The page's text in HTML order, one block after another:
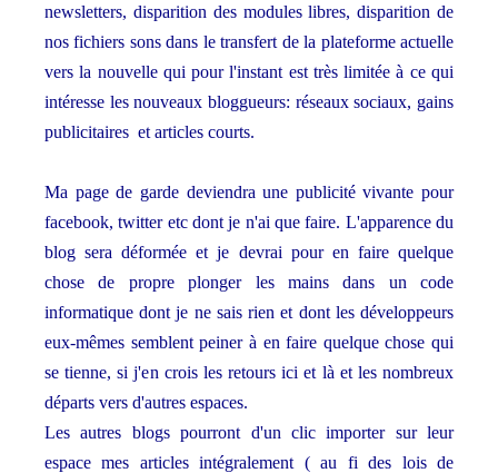
newsletters, disparition des modules libres, disparition de
nos fichiers sons dans le transfert de la plateforme actuelle
vers la nouvelle qui pour l'instant est très limitée à ce qui
intéresse les nouveaux bloggueurs: réseaux sociaux, gains
publicitaires et articles courts.
Ma page de garde deviendra une publicité vivante pour
facebook, twitter etc dont je n'ai que faire. L'apparence du
blog sera déformée et je devrai pour en faire quelque
chose de propre plonger les mains dans un code
informatique dont je ne sais rien et dont les développeurs
eux-mêmes semblent peiner à en faire quelque chose qui
se tienne, si j'en crois les retours ici et là et les nombreux
départs vers d'autres espaces.
Les autres blogs pourront d'un clic importer sur leur
espace mes articles intégralement ( au fi des lois de